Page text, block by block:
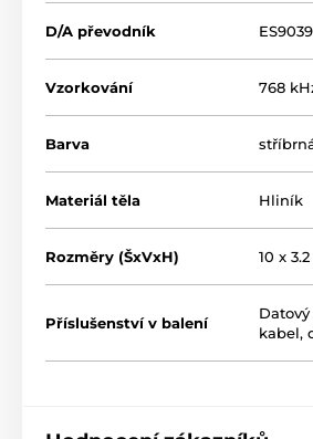
D/A převodník
Vzorkování 768
Barva
Materiál těla Hliník
Rozměry (ŠxVxH) 10 x
Příslušenství v balení
Datový
kabel,